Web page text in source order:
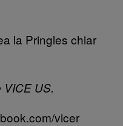
la Pringles chiar
US.
vicer